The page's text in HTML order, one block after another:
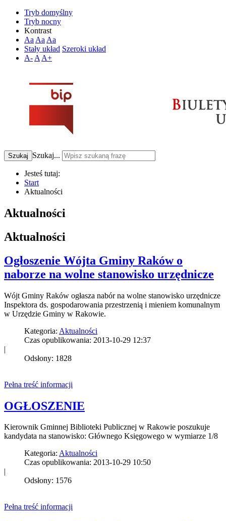
Tryb domyślny
Tryb nocny
Kontrast
Aa Aa Aa
Stały układ Szeroki układ
A- A A+
Szukaj Szukaj...
Jesteś tutaj:
Start
Aktualności
Aktualności
Aktualności
Ogłoszenie Wójta Gminy Raków o
naborze na wolne stanowisko urzędnicze
Wójt Gminy Raków ogłasza nabór na wolne stanowisko urzędnicze
Inspektora ds. gospodarowania przestrzenią i mieniem komunalnym
w Urzędzie Gminy w Rakowie.
Kategoria: Aktualności
Czas opublikowania: 2013-10-29 12:37
|
Odsłony: 1828
Pełna treść informacji
OGŁOSZENIE
Kierownik Gminnej Biblioteki Publicznej w Rakowie poszukuje
kandydata na stanowisko: Głównego Księgowego w wymiarze 1/8
Kategoria: Aktualności
Czas opublikowania: 2013-10-29 10:50
|
Odsłony: 1576
Pełna treść informacji